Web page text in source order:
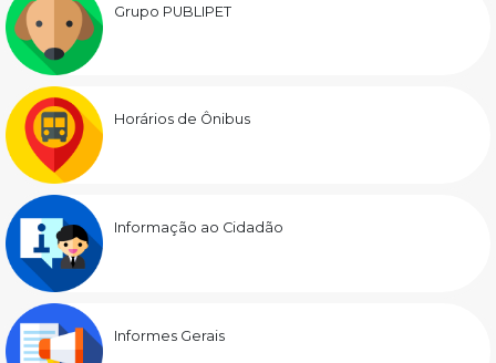
Grupo PUBLIPET
Horários de Ônibus
Informação ao Cidadão
Informes Gerais